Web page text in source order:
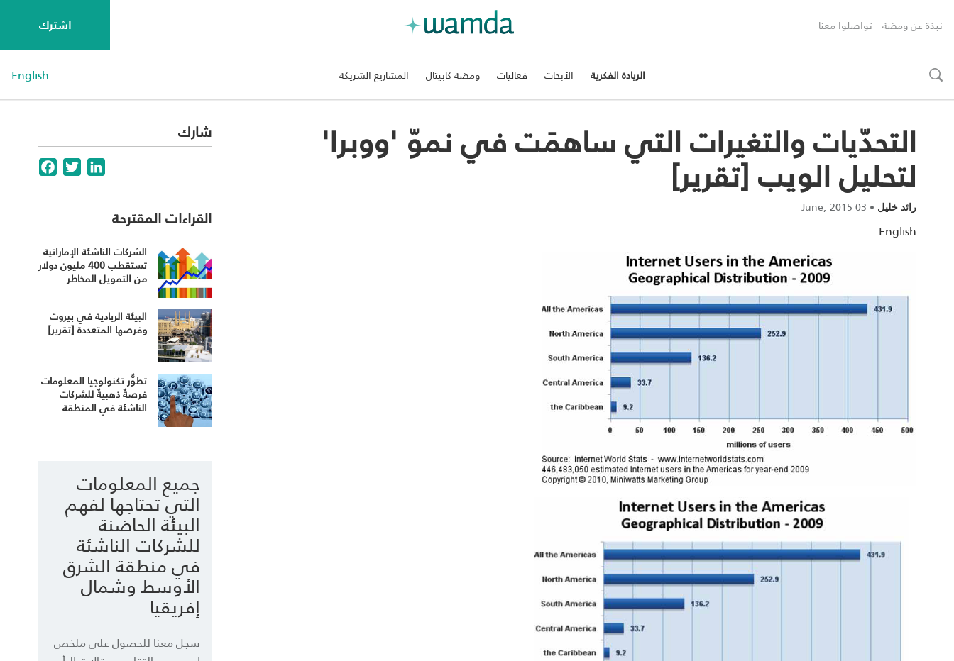
نبذة عن ومضة تواصلوا معنا اشترك
toggle
الريادة الفكرية الأبحاث فعاليات ومضة كابيتال المشاريع الشريكة English
التحدّيات والتغيرات التي ساهمَت في نموّ 'ووبرا'
لتحليل الويب [تقرير]
رائد خليل •
03 June, 2015
English
شارك
FacebookTwitterLinkedIn
القراءات المقترحة
الشركات الناشئة الإماراتية
تستقطب 400 مليون دولار
من التمويل المخاطر
البيئة الريادية في بيروت
وفرصها المتعددة [تقرير]
تطوُّر تكنولوجيا المعلومات
فرصةٌ ذهبيةٌ للشركات
الناشئة في المنطقة‎
جميع المعلومات
التي تحتاجها لفهم
البيئة الحاضنة
للشركات الناشئة
في منطقة الشرق
الأوسط وشمال
إفريقيا
سجل معنا للحصول على ملخص